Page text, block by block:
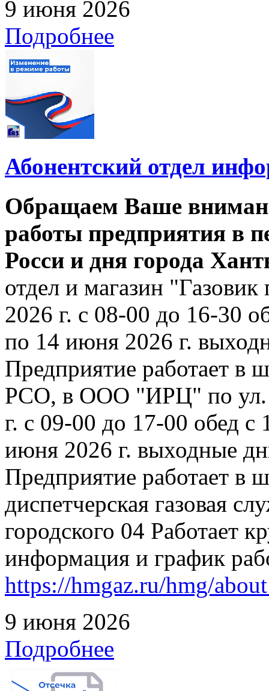
9 июня 2026
Подробнее
Абонентский отдел
Обращаем Ваше
работы предприятия в
Росси и дня города
отдел и магазин
2026 г. с 08-00 до 16-30
по 14 июня 2026 г.
Предприятие работает в
РСО, в ООО "ИРЦ" по ул.
г. с 09-00 до 17-00 обед
июня 2026 г. выходные
Предприятие работает в
диспетчерская газовая
городского 04 Работает
информация и график
https://hmgaz.ru/hmg/
9 июня 2026
Подробнее